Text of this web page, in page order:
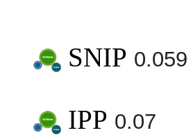
SNIP 0.059
IPP 0.07